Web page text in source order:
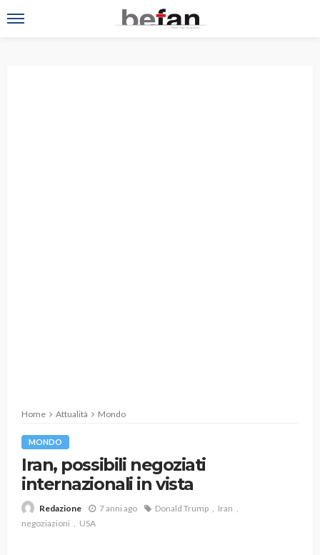
Home Attualità Mondo
MONDO
Iran, possibili negoziati
internazionali in vista
Redazione 7 anni ago Donald Trump
Iran
negoziazioni
USA